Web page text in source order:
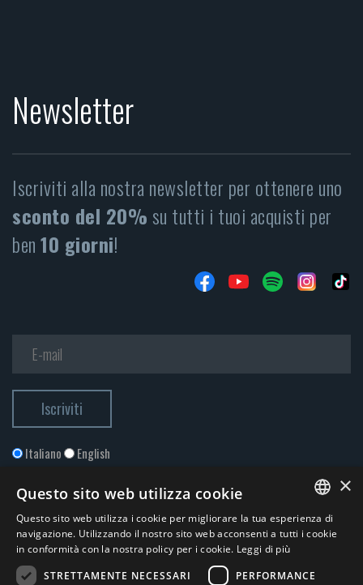
Newsletter
Iscriviti alla nostra newsletter per ottenere uno
sconto del 20%su tutti i tuoi acquisti per
ben10 giorni!
Italiano English
ITALIAN
×
Questo sito web utilizza cookie
Questo sito web utilizza i cookie per migliorare la tua esperienza di
navigazione. Utilizzando il nostro sito web acconsenti a tutti i cookie
in conformità con la nostra policy per i cookie. Leggi di più
STRETTAMENTE NECESSARI
PERFORMANCE